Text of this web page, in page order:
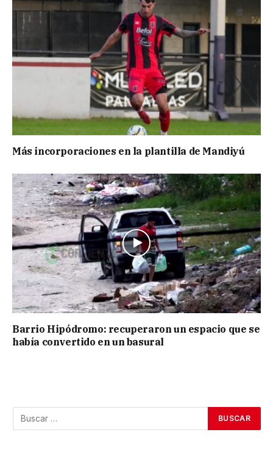
Más incorporaciones en la plantilla de Mandiyú
Barrio Hipódromo: recuperaron un espacio que se
había convertido en un basural